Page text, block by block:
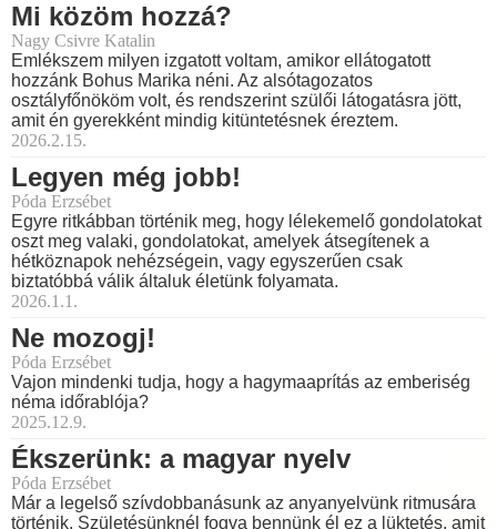
Mi közöm hozzá?
Nagy Csivre Katalin
Emlékszem milyen izgatott voltam, amikor ellátogatott
hozzánk Bohus Marika néni. Az alsótagozatos
osztályfőnököm volt, és rendszerint szülői látogatásra jött,
amit én gyerekként mindig kitüntetésnek éreztem.
2026.2.15.
Legyen még jobb!
Póda Erzsébet
Egyre ritkábban történik meg, hogy lélekemelő gondolatokat
oszt meg valaki, gondolatokat, amelyek átsegítenek a
hétköznapok nehézségein, vagy egyszerűen csak
biztatóbbá válik általuk életünk folyamata.
2026.1.1.
Ne mozogj!
Póda Erzsébet
Vajon mindenki tudja, hogy a hagymaaprítás az emberiség
néma időrablója?
2025.12.9.
Ékszerünk: a magyar nyelv
Póda Erzsébet
Már a legelső szívdobbanásunk az anyanyelvünk ritmusára
történik. Születésünknél fogva bennünk él ez a lüktetés, amit